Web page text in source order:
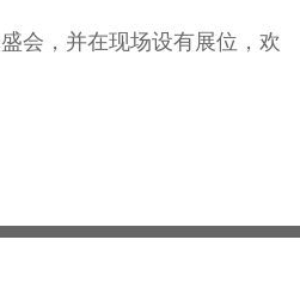
会，并在现场设有展位，欢